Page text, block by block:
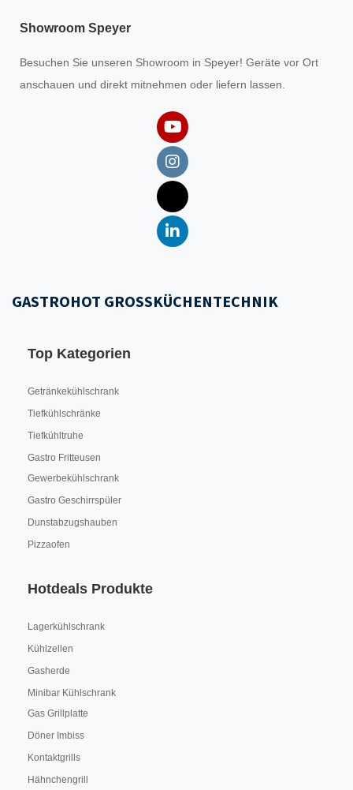
Showroom Speyer
Besuchen Sie unseren Showroom in Speyer! Geräte vor Ort
anschauen und direkt mitnehmen oder liefern lassen.
GASTROHOT GROSSKÜCHENTECHNIK
Top Kategorien
Getränkekühlschrank
Tiefkühlschränke
Tiefkühltruhe
Gastro Fritteusen
Gewerbekühlschrank
Gastro Geschirrspüler
Dunstabzugshauben
Pizzaofen
Hotdeals Produkte
Lagerkühlschrank
Kühlzellen
Gasherde
Minibar Kühlschrank
Gas Grillplatte
Döner Imbiss
Kontaktgrills
Hähnchengrill